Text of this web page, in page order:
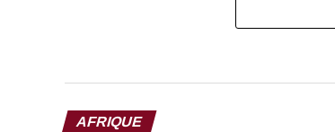
AFRIQUE